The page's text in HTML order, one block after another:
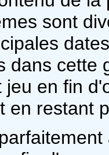
sont
dans cette
jeu en fin
en restant